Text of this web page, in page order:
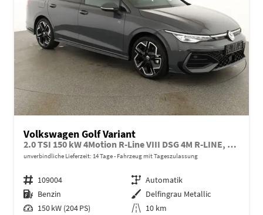
Volkswagen Golf Variant
2.0 TSI 150 kW 4Motion R-Line VIII DSG 4M R-LINE, AHK, easyOpen, LED-Plus, 18-Zoll, 3 J.-Garantie
unverbindliche Lieferzeit: 14 Tage Fahrzeug mit Tageszulassung
Fahrzeugnr. 109004 Getriebe Automatik
Kraftstoff Benzin Außenfarbe Delfingrau Metallic
Leistung 150 kW (204 PS) Kilometerstand 10 km